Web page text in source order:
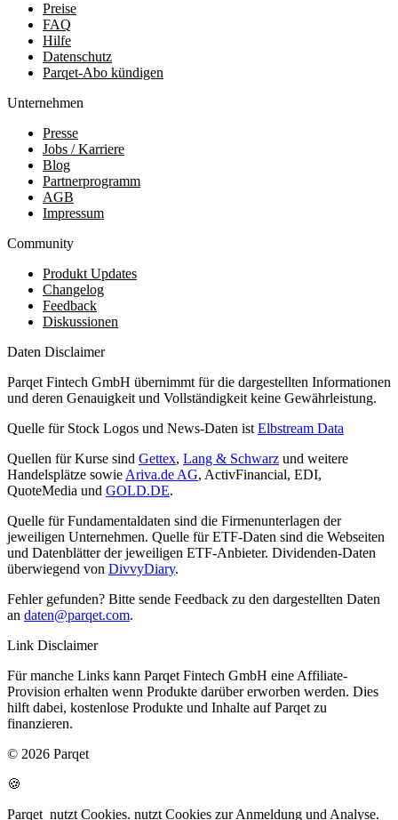
Preise
FAQ
Hilfe
Datenschutz
Parqet-Abo kündigen
Unternehmen
Presse
Jobs / Karriere
Blog
Partnerprogramm
AGB
Impressum
Community
Produkt Updates
Changelog
Feedback
Diskussionen
Daten Disclaimer
Parqet Fintech GmbH übernimmt für die dargestellten Informationen
und deren Genauigkeit und Vollständigkeit keine Gewährleistung.
Quelle für Stock Logos und News-Daten ist Elbstream Data
Quellen für Kurse sind Gettex, Lang & Schwarz und weitere
Handelsplätze sowie Ariva.de AG, ActivFinancial, EDI,
QuoteMedia und GOLD.DE.
Quelle für Fundamentaldaten sind die Firmenunterlagen der
jeweiligen Unternehmen. Quelle für ETF-Daten sind die Webseiten
und Datenblätter der jeweiligen ETF-Anbieter. Dividenden-Daten
überwiegend von DivvyDiary.
Fehler gefunden? Bitte sende Feedback zu den dargestellten Daten
an daten@parqet.com.
Link Disclaimer
Für manche Links kann Parqet Fintech GmbH eine Affiliate-
Provision erhalten wenn Produkte darüber erworben werden. Dies
hilft dabei, kostenlose Produkte und Inhalte auf Parqet zu
finanzieren.
© 2026 Parqet
🍪
Parqet nutzt Cookies. nutzt Cookies zur Anmeldung und Analyse.